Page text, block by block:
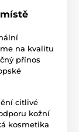
na kvalitu
přínos
citlivé
kožní
kosmetika